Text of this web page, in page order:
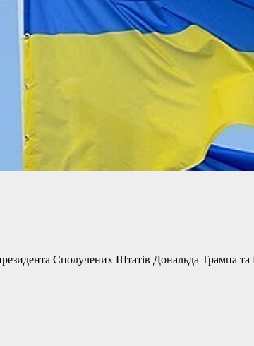
Сполучених Штатів Дональда Трампа та